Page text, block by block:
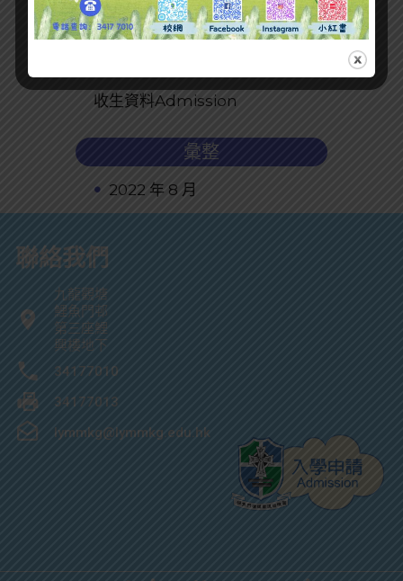
收生資料Admission
彙整
2022 年 8 月
聯絡我們
九龍觀塘
鯉魚門邨
第三座鯉
興樓地下
34177010
34177013
lymmkg@lymmkg.edu.hk